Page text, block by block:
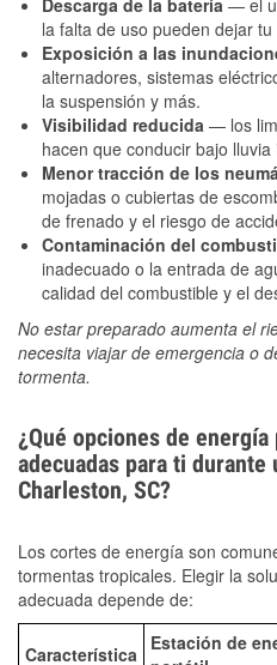
la falta de uso pueden dejar
Exposición a las
alternadores, sistemas
la suspensión y más.
Visibilidad reducida — los
hacen que conducir bajo
Menor tracción de los
mojadas o cubiertas de
de frenado y el riesgo de
Contaminación del
inadecuado o la entrada de
calidad del combustible y el
No estar preparado aumenta el
necesita viajar de emergencia o
tormenta.
¿Qué opciones de
adecuadas para ti durante
Charleston, SC?
Los cortes de energía son
tormentas tropicales. Elegir la
adecuada depende de:
Característica
Estación de